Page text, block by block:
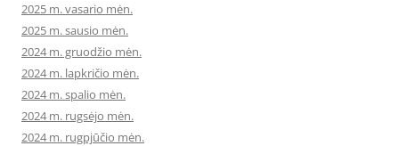
2025 m. vasario mėn.
2025 m. sausio mėn.
2024 m. gruodžio mėn.
2024 m. lapkričio mėn.
2024 m. spalio mėn.
2024 m. rugsėjo mėn.
2024 m. rugpjūčio mėn.